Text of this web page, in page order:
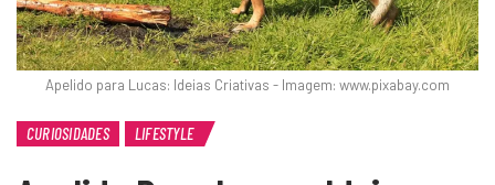
Apelido para Lucas: Ideias Criativas - Imagem: www.pixabay.com
CURIOSIDADES LIFESTYLE